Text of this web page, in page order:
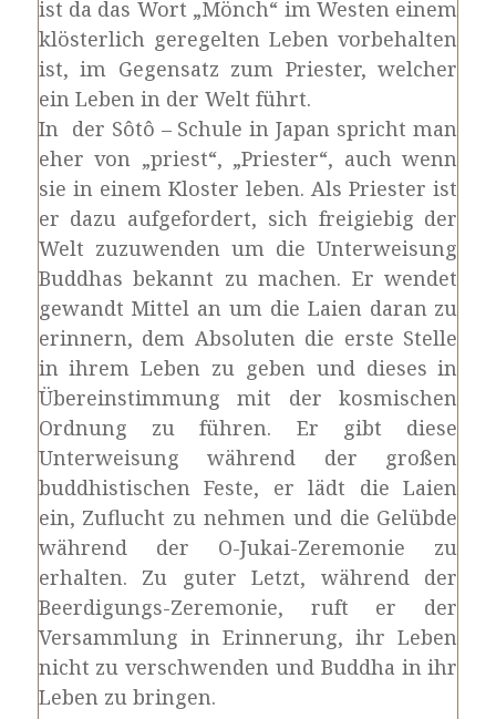
ist da das Wort „Mönch“ im Westen einem
klösterlich geregelten Leben vorbehalten
ist, im Gegensatz zum Priester, welcher
ein Leben in der Welt führt.
In der Sôtô – Schule in Japan spricht man
eher von „priest“, „Priester“, auch wenn
sie in einem Kloster leben. Als Priester ist
er dazu aufgefordert, sich freigiebig der
Welt zuzuwenden um die Unterweisung
Buddhas bekannt zu machen. Er wendet
gewandt Mittel an um die Laien daran zu
erinnern, dem Absoluten die erste Stelle
in ihrem Leben zu geben und dieses in
Übereinstimmung mit der kosmischen
Ordnung zu führen. Er gibt diese
Unterweisung während der großen
buddhistischen Feste, er lädt die Laien
ein, Zuflucht zu nehmen und die Gelübde
während der O-Jukai-Zeremonie zu
erhalten. Zu guter Letzt, während der
Beerdigungs-Zeremonie, ruft er der
Versammlung in Erinnerung, ihr Leben
nicht zu verschwenden und Buddha in ihr
Leben zu bringen.